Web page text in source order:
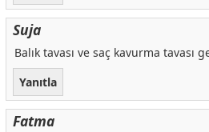
Suja
Balık tavası ve saç kavurma tavası
Yanıtla
Fatma